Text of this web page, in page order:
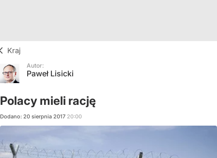
Kraj
Autor:
Paweł Lisicki
Polacy mieli rację
Dodano: 20 sierpnia 2017 20:00